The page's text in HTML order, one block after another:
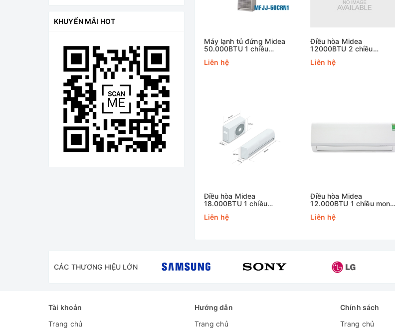
KHUYẾN MÃI HOT
Máy lạnh tủ đứng Midea
50.000BTU 1 chiều
Liên hệ
Điều hòa Midea
12000BTU 2 chiều
Liên hệ
Điều hòa Midea
18.000BTU 1 chiều
Liên hệ
Điều hòa Midea
12.000BTU 1 chiều mono
Liên hệ
CÁC THƯƠNG HIỆU LỚN
Tài khoản
Trang chủ
Hướng dẫn
Trang chủ
Chính sách
Trang chủ